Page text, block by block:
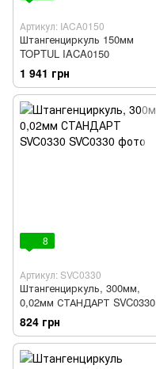
Артикул: IACA0150
Штангенциркуль 150мм
TOPTUL IACA0150
1 941 грн
8
Артикул: SVC0330
Штангенциркуль, 300мм,
0,02мм СТАНДАРТ SVC0330
824 грн